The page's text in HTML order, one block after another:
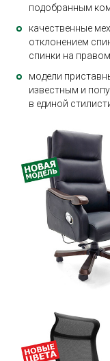
подобранным
качественные
отклонением
спинки на
модели
известным и
в единой